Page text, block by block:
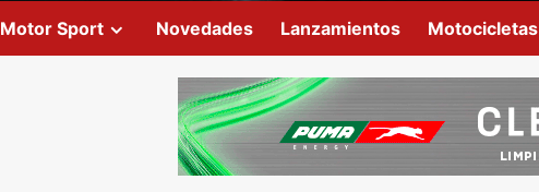
Motor Sport Novedades Lanzamientos Motocicletas